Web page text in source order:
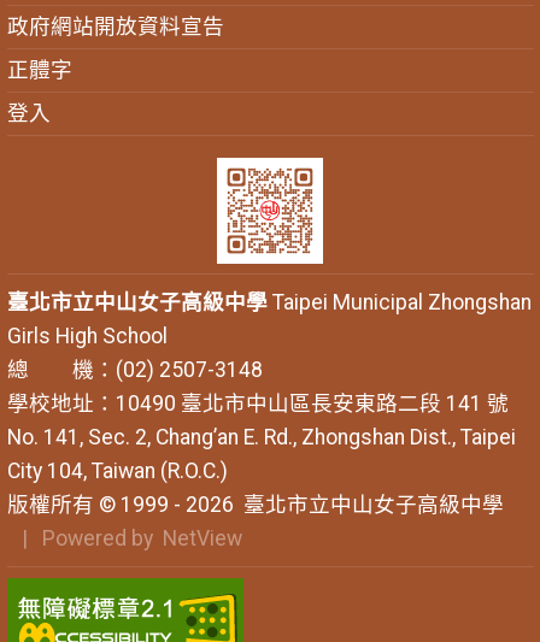
政府網站開放資料宣告
正體字
登入
臺北市立中山女子高級中學Taipei Municipal Zhongshan
Girls High School
總 機：(02) 2507-3148
學校地址：10490 臺北市中山區長安東路二段 141 號
No. 141, Sec. 2, Chang’an E. Rd., Zhongshan Dist., Taipei
City 104, Taiwan (R.O.C.)
版權所有 © 1999 - 2026 臺北市立中山女子高級中學
| Powered by NetView